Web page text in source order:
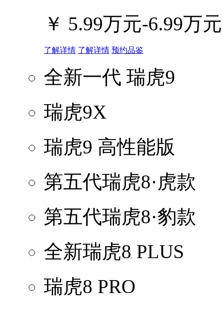
￥ 5.99万元-6.99万元
了解详情 了解详情 预约品鉴
全新一代 瑞虎9
瑞虎9X
瑞虎9 高性能版
第五代瑞虎8·虎款
第五代瑞虎8·豹款
全新瑞虎8 PLUS
瑞虎8 PRO